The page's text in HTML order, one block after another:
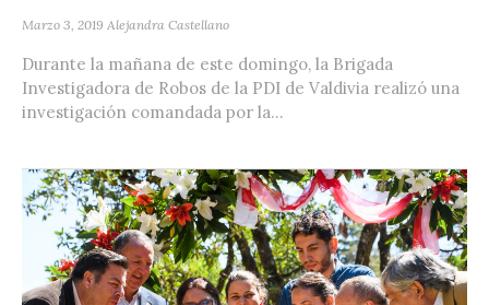
Marzo 3, 2019 Alejandra Castellano
Durante la mañana de este domingo, la Brigada
Investigadora de Robos de la PDI de Valdivia realizó una
investigación comandada por la...